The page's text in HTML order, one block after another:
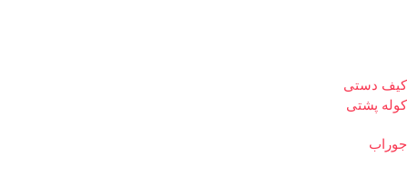
کیف دستی
کوله پشتی
جوراب